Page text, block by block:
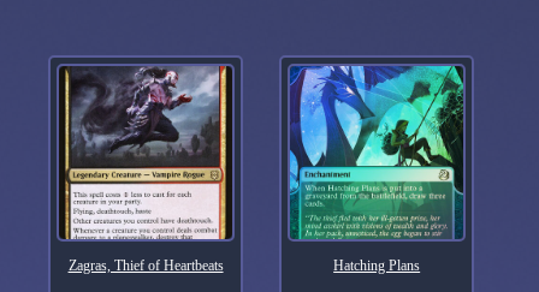
Zagras, Thief of Heartbeats Hatching Plans